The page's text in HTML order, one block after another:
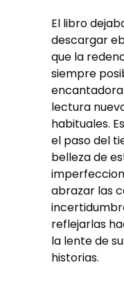
El libro
descargar
que la
siempre
lectura
habituales.
el paso del
belleza de
abrazar las
reflejarlas
la lente de
historias.